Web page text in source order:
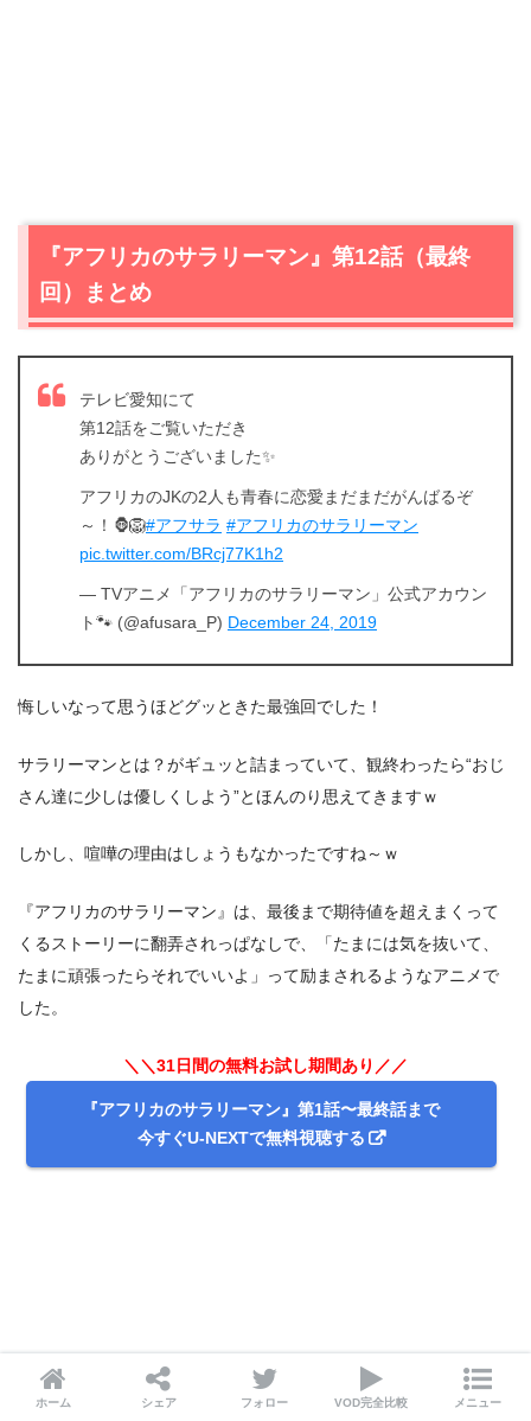
『アフリカのサラリーマン』第12話（最終
回）まとめ
テレビ愛知にて
第12話をご覧いただき
ありがとうございました✨
アフリカのJKの2人も青春に恋愛まだまだがんばるぞ
～！🦍🦁#アフサラ #アフリカのサラリーマン
pic.twitter.com/BRcj77K1h2
— TVアニメ「アフリカのサラリーマン」公式アカウン
ト🐾 (@afusara_P) December 24, 2019
悔しいなって思うほどグッときた最強回でした！
サラリーマンとは？がギュッと詰まっていて、観終わったら“おじ
さん達に少しは優しくしよう”とほんのり思えてきますｗ
しかし、喧嘩の理由はしょうもなかったですね～ｗ
『アフリカのサラリーマン』は、最後まで期待値を超えまくって
くるストーリーに翻弄されっぱなしで、「たまには気を抜いて、
たまに頑張ったらそれでいいよ」って励まされるようなアニメで
した。
＼＼31日間の無料お試し期間あり／／
『アフリカのサラリーマン』第1話〜最終話まで
今すぐU-NEXTで無料視聴する
ホーム シェア フォロー VOD完全比較 メニュー